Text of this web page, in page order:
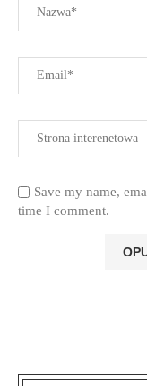
Save my name,
time I comment.